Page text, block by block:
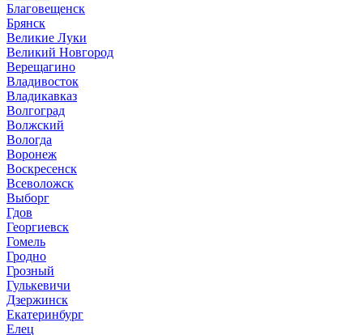
Благовещенск
Брянск
Великие Луки
Великий Новгород
Верещагино
Владивосток
Владикавказ
Волгоград
Волжский
Вологда
Воронеж
Воскресенск
Всеволожск
Выборг
Гдов
Георгиевск
Гомель
Гродно
Грозный
Гулькевичи
Дзержинск
Екатеринбург
Елец